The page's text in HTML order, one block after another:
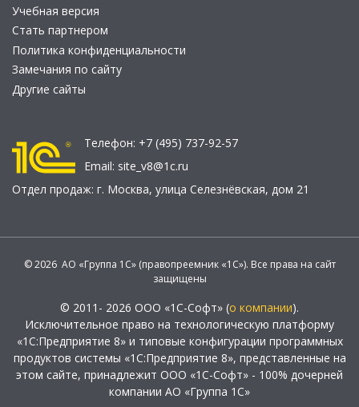
Учебная версия
Стать партнером
Политика конфиденциальности
Замечания по сайту
Другие сайты
Телефон: +7 (495) 737-92-57
Email: site_v8@1c.ru
Отдел продаж: г. Москва, улица Селезнёвская, дом 21
© 2026 АО «Группа 1С» (правопреемник «1С»). Все права на сайт
защищены
© 2011- 2026 ООО «1С-Софт» (о компании).
Исключительное право на технологическую платформу
«1С:Предприятие 8» и типовые конфигурации программных
продуктов системы «1С:Предприятие 8», представленные на
этом сайте, принадлежит ООО «1С-Софт» - 100% дочерней
компании АО «Группа 1С»